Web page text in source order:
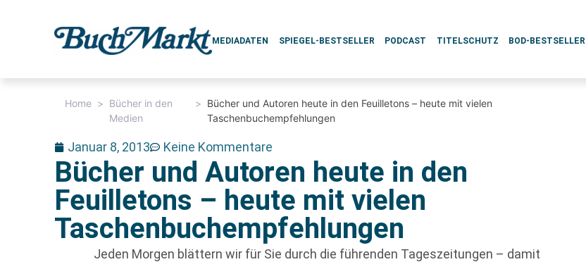
MEDIADATEN SPIEGEL-BESTSELLER PODCAST TITELSCHUTZ BOD-BESTSELLER
Home > Bücher in den
Medien
> Bücher und Autoren heute in den Feuilletons – heute mit vielen
Taschenbuchempfehlungen
Januar 8, 2013 Keine Kommentare
Bücher und Autoren heute in den
Feuilletons – heute mit vielen
Taschenbuchempfehlungen
Jeden Morgen blättern wir für Sie durch die führenden Tageszeitungen – damit